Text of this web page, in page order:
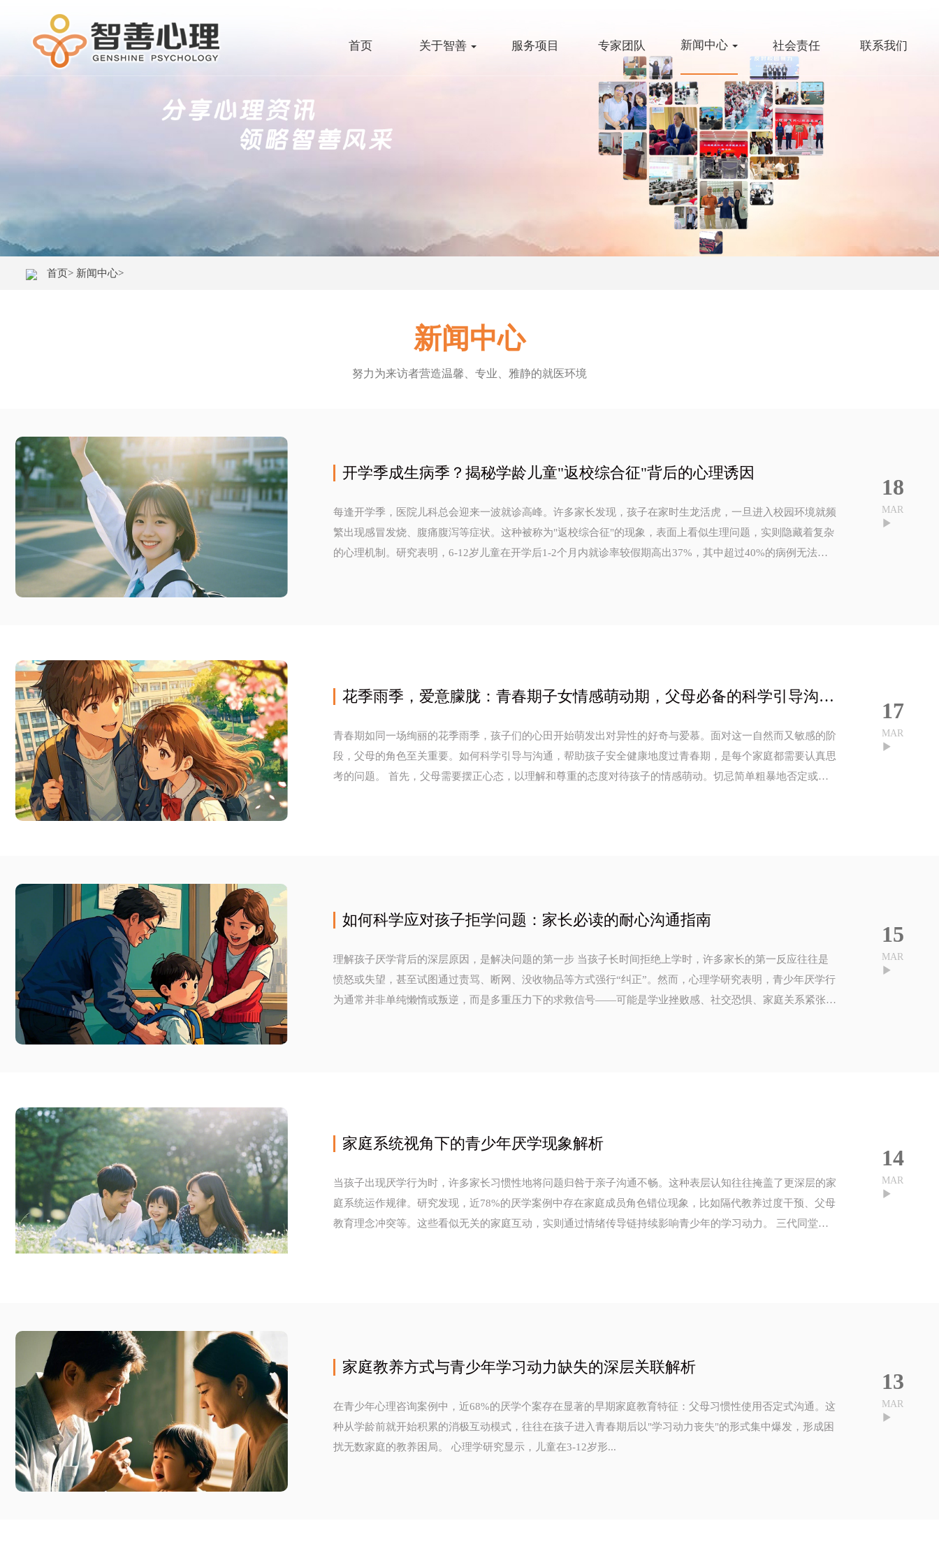
首页 关于智善 服务项目 专家团队 新闻中心 社会责任 联系我们
首页> 新闻中心>
新闻中心
努力为来访者营造温馨、专业、雅静的就医环境
开学季成生病季？揭秘学龄儿童"返校综合征"背后的心理诱因
每逢开学季，医院儿科总会迎来一波就诊高峰。许多家长发现，孩子在家时生龙活虎，一旦进入校园环境就频
繁出现感冒发烧、腹痛腹泻等症状。这种被称为"返校综合征"的现象，表面上看似生理问题，实则隐藏着复杂
的心理机制。研究表明，6-12岁儿童在开学后1-2个月内就诊率较假期高出37%，其中超过40%的病例无法查
18
MAR
花季雨季，爱意朦胧：青春期子女情感萌动期，父母必备的科学引导沟通指南
青春期如同一场绚丽的花季雨季，孩子们的心田开始萌发出对异性的好奇与爱慕。面对这一自然而又敏感的阶
段，父母的角色至关重要。如何科学引导与沟通，帮助孩子安全健康地度过青春期，是每个家庭都需要认真思
考的问题。 首先，父母需要摆正心态，以理解和尊重的态度对待孩子的情感萌动。切忌简单粗暴地否定或压
17
MAR
如何科学应对孩子拒学问题：家长必读的耐心沟通指南
理解孩子厌学背后的深层原因，是解决问题的第一步 当孩子长时间拒绝上学时，许多家长的第一反应往往是
愤怒或失望，甚至试图通过责骂、断网、没收物品等方式强行“纠正”。然而，心理学研究表明，青少年厌学行
为通常并非单纯懒惰或叛逆，而是多重压力下的求救信号——可能是学业挫败感、社交恐惧、家庭关系紧张，
15
MAR
家庭系统视角下的青少年厌学现象解析
当孩子出现厌学行为时，许多家长习惯性地将问题归咎于亲子沟通不畅。这种表层认知往往掩盖了更深层的家
庭系统运作规律。研究发现，近78%的厌学案例中存在家庭成员角色错位现象，比如隔代教养过度干预、父母
教育理念冲突等。这些看似无关的家庭互动，实则通过情绪传导链持续影响青少年的学习动力。 三代同堂中
14
MAR
家庭教养方式与青少年学习动力缺失的深层关联解析
在青少年心理咨询案例中，近68%的厌学个案存在显著的早期家庭教育特征：父母习惯性使用否定式沟通。这
种从学龄前就开始积累的消极互动模式，往往在孩子进入青春期后以"学习动力丧失"的形式集中爆发，形成困
扰无数家庭的教养困局。 心理学研究显示，儿童在3-12岁形...
13
MAR